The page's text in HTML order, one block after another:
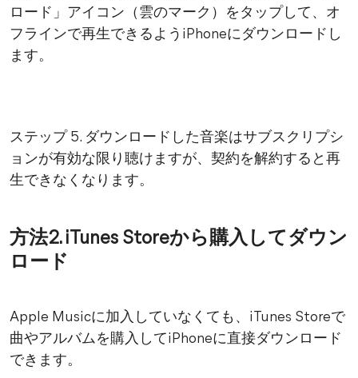
ロード」アイコン（雲のマーク）をタップして、オ
フラインで再生できるようiPhoneにダウンロードし
ます。
ステップ 5. ダウンロードした音楽はサブスクリプシ
ョンが有効な限り聴けますが、契約を解約すると再
生できなくなります。
方法2. iTunes Storeから購入してダウン
ロード
Apple Musicに加入していなくても、iTunes Storeで
曲やアルバムを購入してiPhoneに直接ダウンロード
できます。